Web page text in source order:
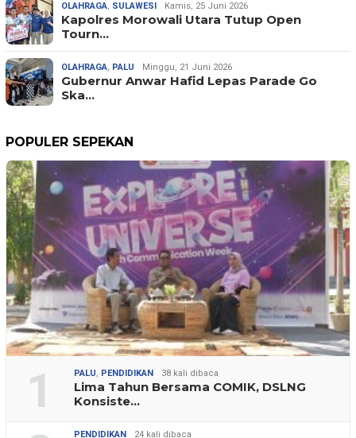
OLAHRAGA, SULAWESI Kamis, 25 Juni 2026
Kapolres Morowali Utara Tutup Open
Tourn…
OLAHRAGA, PALU Minggu, 21 Juni 2026
Gubernur Anwar Hafid Lepas Parade Go
Ska…
POPULER SEPEKAN
1 PALU PENDIDIKAN 38 kali dibaca
Lima Tahun Bersama COMIK, DSLNG
Konsiste…
PENDIDIKAN 24 kali dibaca